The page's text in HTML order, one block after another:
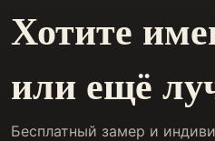
Хотите
или ещё
Бесплатный замер и